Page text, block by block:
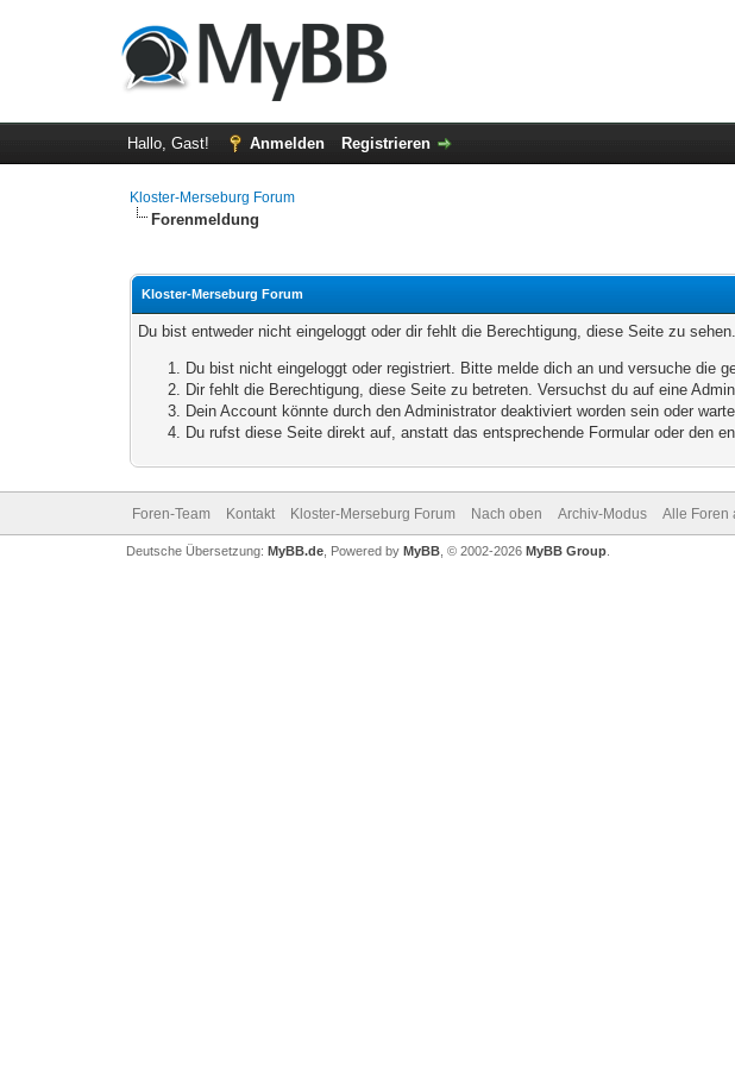
Hallo, Gast! Anmelden Registrieren
Kloster-Merseburg Forum
Forenmeldung
Kloster-Merseburg Forum
Du bist entweder nicht eingeloggt oder dir fehlt die Berechtigung, diese Seite zu
Du bist nicht eingeloggt oder registriert. Bitte melde dich an und versuche die
Dir fehlt die Berechtigung, diese Seite zu betreten. Versuchst du auf eine
Dein Account könnte durch den Administrator deaktiviert worden sein oder
Du rufst diese Seite direkt auf, anstatt das entsprechende Formular oder den
Foren-Team Kontakt Kloster-Merseburg Forum Nach oben Archiv-Modus Alle Foren
Deutsche Übersetzung: MyBB.de, Powered by MyBB, © 2002-2026 MyBB Group.